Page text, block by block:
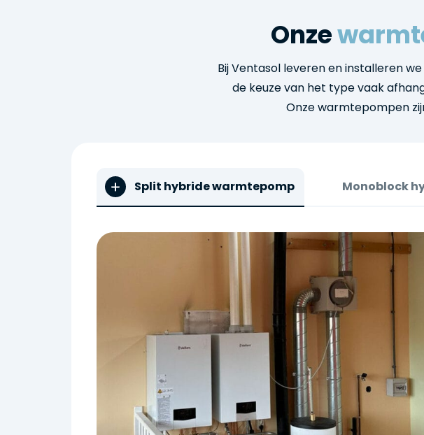
Onze
Bij Ventasol leveren en installeren
de keuze van het type vaak
Onze warmtepompen
Split hybride warmtepomp Monoblock